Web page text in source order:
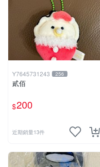
Y7645731243 256
貳佰
$200
近期銷量13件